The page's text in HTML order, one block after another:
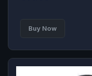
Buy Now